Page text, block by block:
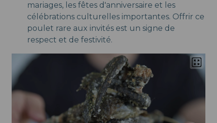
mariages, les fêtes d'anniversaire et les
célébrations culturelles importantes. Offrir ce
poulet rare aux invités est un signe de
respect et de festivité.